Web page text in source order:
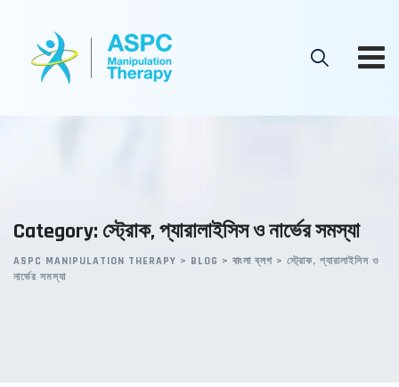
content
Category: স্ট্রোক, প্যারালাইসিস ও নার্ভের সমস্যা
ASPC MANIPULATION THERAPY > BLOG > বাংলা ব্লগ > স্ট্রোক, প্যারালাইসিস ও
নার্ভের সমস্যা